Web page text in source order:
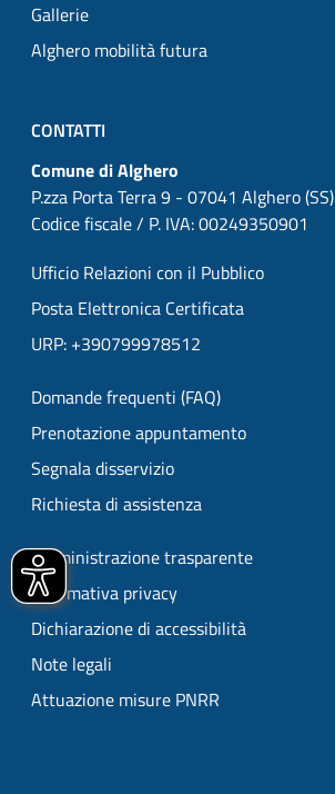
Gallerie
Alghero mobilità futura
CONTATTI
Comune di Alghero
P.zza Porta Terra 9 - 07041 Alghero (SS)
Codice fiscale / P. IVA: 00249350901
Ufficio Relazioni con il Pubblico
Posta Elettronica Certificata
URP: +390799978512
Domande frequenti (FAQ)
Prenotazione appuntamento
Segnala disservizio
Richiesta di assistenza
Amministrazione trasparente
Informativa privacy
Dichiarazione di accessibilità
Note legali
Attuazione misure PNRR